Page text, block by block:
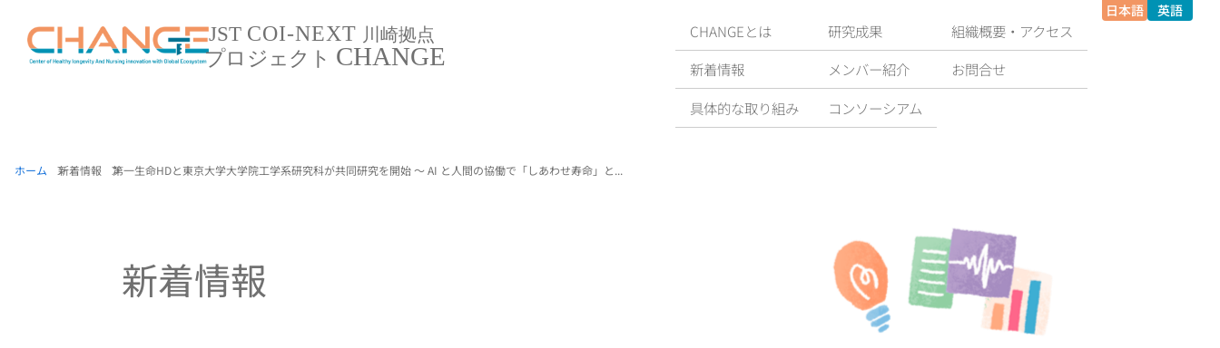
JST COI-NEXT 川崎拠点
プロジェクト CHANGE
CHANGEとは
新着情報
具体的な取り組み
研究成果
メンバー紹介
コンソーシアム
組織概要‧アクセス
お問合せ
日本語 英語
ホーム 新着情報 第一生命HDと東京大学大学院工学系研究科が共同研究を開始 ～ AI と人間の協働で「しあわせ寿命」と...
新着情報